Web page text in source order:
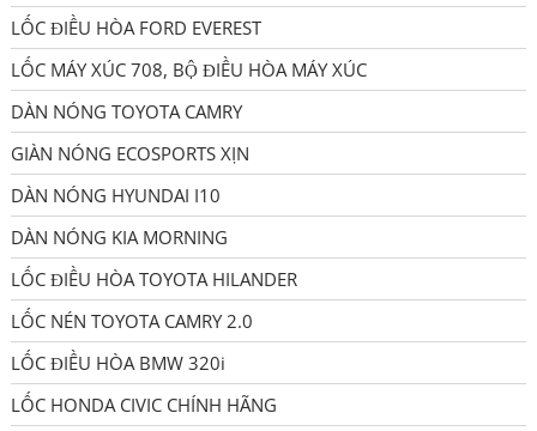
LỐC ĐIỀU HÒA FORD EVEREST
LỐC MÁY XÚC 708, BỘ ĐIỀU HÒA MÁY XÚC
DÀN NÓNG TOYOTA CAMRY
GIÀN NÓNG ECOSPORTS XỊN
DÀN NÓNG HYUNDAI I10
DÀN NÓNG KIA MORNING
LỐC ĐIỀU HÒA TOYOTA HILANDER
LỐC NÉN TOYOTA CAMRY 2.0
LỐC ĐIỀU HÒA BMW 320i
LỐC HONDA CIVIC CHÍNH HÃNG